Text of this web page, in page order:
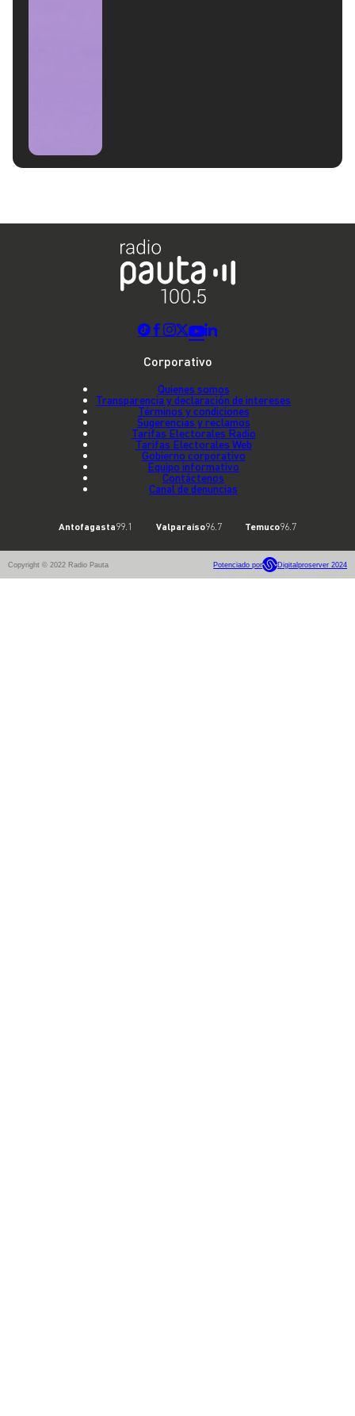
Corporativo
Quienes somos
Transparencia y declaración de intereses
Términos y condiciones
Sugerencias y reclamos
Tarifas Electorales Radio
Tarifas Electorales Web
Gobierno corporativo
Equipo informativo
Contáctenos
Canal de denuncias
Antofagasta99.1 Valparaíso96.7 Temuco96.7
Copyright © 2022 Radio Pauta Potenciado por Digitalproserver 2024